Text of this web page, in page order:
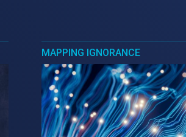
MAPPING IGNORANCE